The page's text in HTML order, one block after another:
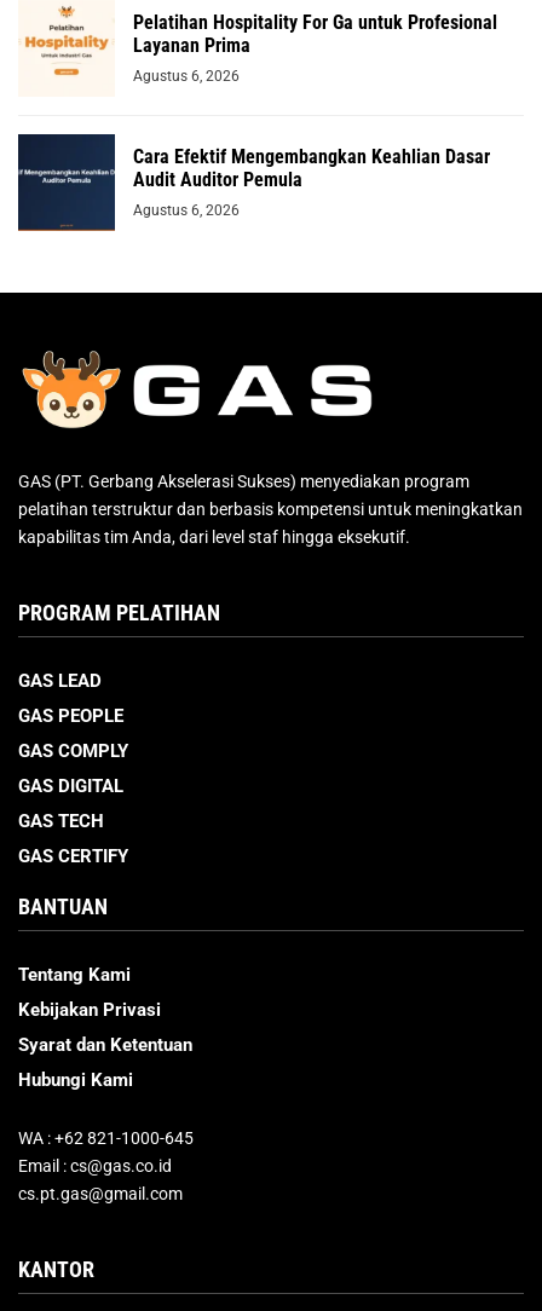
Pelatihan Hospitality For Ga untuk Profesional
Layanan Prima
Agustus 6, 2026
Cara Efektif Mengembangkan Keahlian Dasar
Audit Auditor Pemula
Agustus 6, 2026
GAS (PT. Gerbang Akselerasi Sukses) menyediakan program
pelatihan terstruktur dan berbasis kompetensi untuk meningkatkan
kapabilitas tim Anda, dari level staf hingga eksekutif.
PROGRAM PELATIHAN
GAS LEAD
GAS PEOPLE
GAS COMPLY
GAS DIGITAL
GAS TECH
GAS CERTIFY
BANTUAN
Tentang Kami
Kebijakan Privasi
Syarat dan Ketentuan
Hubungi Kami
WA : +62 821-1000-645
Email : cs@gas.co.id
cs.pt.gas@gmail.com
KANTOR